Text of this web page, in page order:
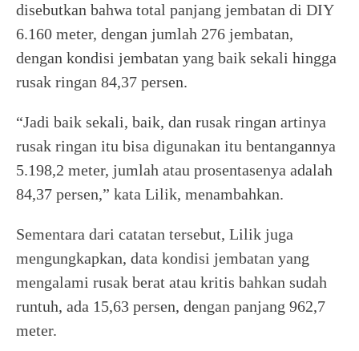
disebutkan bahwa total panjang jembatan di DIY
6.160 meter, dengan jumlah 276 jembatan,
dengan kondisi jembatan yang baik sekali hingga
rusak ringan 84,37 persen.
“Jadi baik sekali, baik, dan rusak ringan artinya
rusak ringan itu bisa digunakan itu bentangannya
5.198,2 meter, jumlah atau prosentasenya adalah
84,37 persen,” kata Lilik, menambahkan.
Sementara dari catatan tersebut, Lilik juga
mengungkapkan, data kondisi jembatan yang
mengalami rusak berat atau kritis bahkan sudah
runtuh, ada 15,63 persen, dengan panjang 962,7
meter.